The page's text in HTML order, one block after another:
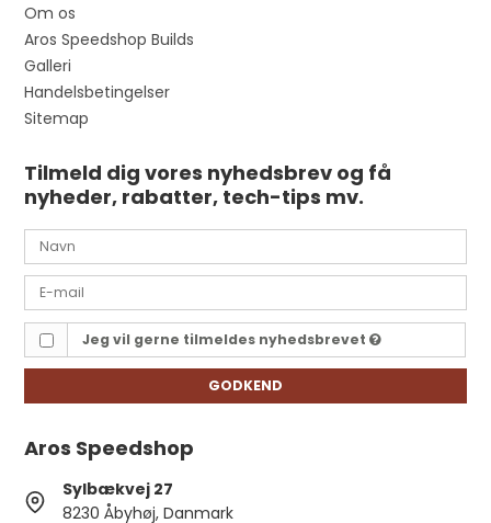
Om os
Aros Speedshop Builds
Galleri
Handelsbetingelser
Sitemap
Tilmeld dig vores nyhedsbrev og få
nyheder, rabatter, tech-tips mv.
Jeg vil gerne tilmeldes nyhedsbrevet
GODKEND
Aros Speedshop
Sylbækvej 27
8230 Åbyhøj, Danmark